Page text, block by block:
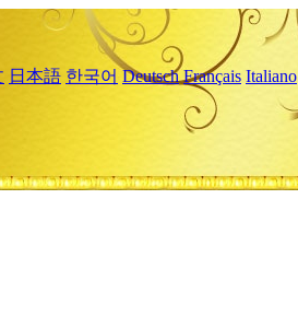
日本語 한국어 Deutsch Français Italiano